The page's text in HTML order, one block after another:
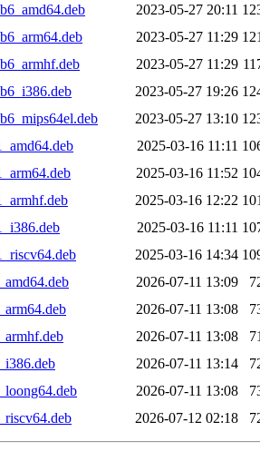
2023-05-27 20:11
2023-05-27 11:29
2023-05-27 11:29
2023-05-27 19:26
2023-05-27 13:10
2025-03-16 11:11
2025-03-16 11:52
2025-03-16 12:22
2025-03-16 11:11
2025-03-16 14:34
2026-07-11 13:09
2026-07-11 13:08
2026-07-11 13:08
2026-07-11 13:14
2026-07-11 13:08
2026-07-12 02:18